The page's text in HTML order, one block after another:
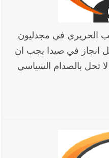
الحريري في مجدليون
انجاز في صيدا يجب ان
تحل بالصدام السياسي